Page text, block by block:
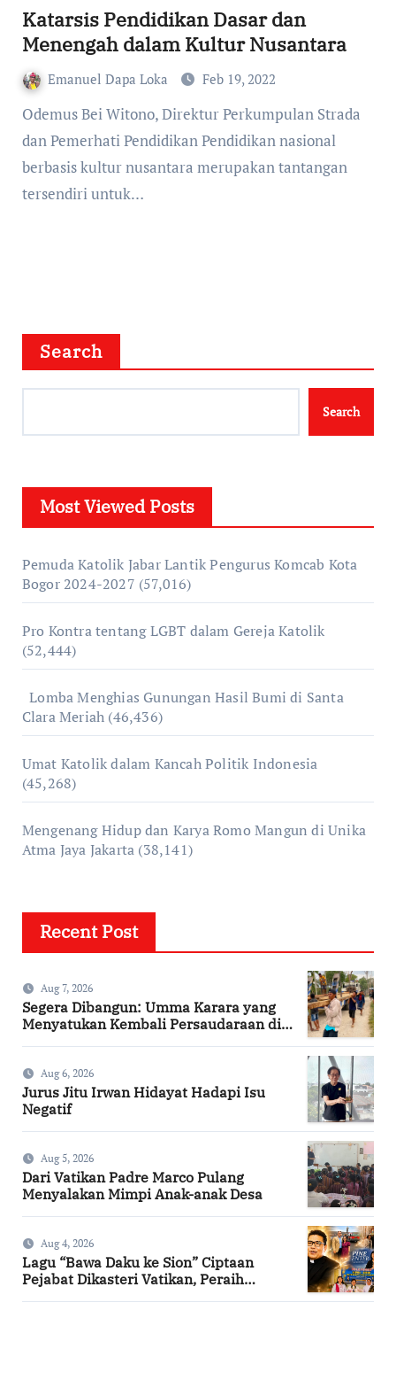
Katarsis Pendidikan Dasar dan
Menengah dalam Kultur Nusantara
Emanuel Dapa Loka Feb 19, 2022
Odemus Bei Witono, Direktur Perkumpulan Strada
dan Pemerhati Pendidikan Pendidikan nasional
berbasis kultur nusantara merupakan tantangan
tersendiri untuk…
Search
Search
Most Viewed Posts
Pemuda Katolik Jabar Lantik Pengurus Komcab Kota
Bogor 2024-2027 (57,016)
Pro Kontra tentang LGBT dalam Gereja Katolik
(52,444)
Lomba Menghias Gunungan Hasil Bumi di Santa
Clara Meriah (46,436)
Umat Katolik dalam Kancah Politik Indonesia
(45,268)
Mengenang Hidup dan Karya Romo Mangun di Unika
Atma Jaya Jakarta (38,141)
Recent Post
Aug 7, 2026
Segera Dibangun: Umma Karara yang
Menyatukan Kembali Persaudaraan di
Aug 6, 2026
Jurus Jitu Irwan Hidayat Hadapi Isu
Negatif
Aug 5, 2026
Dari Vatikan Padre Marco Pulang
Menyalakan Mimpi Anak-anak Desa
Aug 4, 2026
Lagu “Bawa Daku ke Sion” Ciptaan
Pejabat Dikasteri Vatikan, Peraih